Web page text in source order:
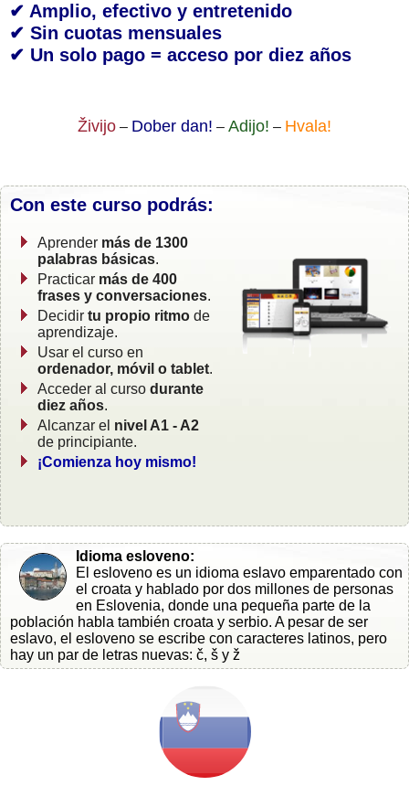
✔ Amplio, efectivo y entretenido
✔ Sin cuotas mensuales
✔ Un solo pago = acceso por diez años
Živijo – Dober dan! – Adijo! – Hvala!
Con este curso podrás:
Aprender más de 1300
palabras básicas.
Practicar más de 400
frases y conversaciones.
Decidir tu propio ritmo de
aprendizaje.
Usar el curso en
ordenador, móvil o tablet.
Acceder al curso durante
diez años.
Alcanzar el nivel A1 - A2
de principiante.
¡Comienza hoy mismo!
Idioma esloveno:
El esloveno es un idioma eslavo emparentado con
el croata y hablado por dos millones de personas
en Eslovenia, donde una pequeña parte de la
población habla también croata y serbio. A pesar de ser
eslavo, el esloveno se escribe con caracteres latinos, pero
hay un par de letras nuevas: č, š y ž